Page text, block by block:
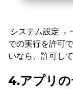
システム設定→
での実行を許可
いなら、許可し
4.アプリ